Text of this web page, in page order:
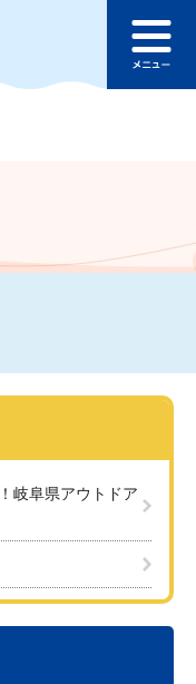
ュ
岐阜県アウトドア